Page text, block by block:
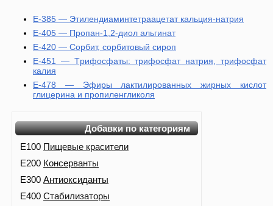
E-385 — Этилендиаминтетраацетат кальция-натрия
E-405 — Пропан-1,2-диол альгинат
E-420 — Сорбит, сорбитовый сироп
E-451 — Tрифосфаты: трифосфат натрия, трифосфат
калия
E-478 — Эфиры лактилированных жирных кислот
глицерина и пропиленгликоля
Добавки по категориям
E100 Пищевые красители
E200 Консерванты
E300 Антиоксиданты
E400 Стабилизаторы